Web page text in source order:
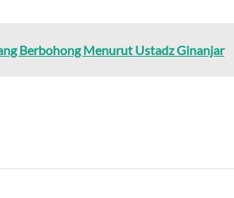
Berbohong Menurut Ustadz Ginanjar